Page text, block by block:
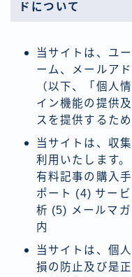
ドについて
当サイトは、ユ
ーム、メールア
（以下、「個人
イン機能の提供
スを提供するた
当サイトは、収
利用いたします
有料記事の購入
ポート (4) サー
析 (5) メールマ
内
当サイトは、個
損の防止及び是